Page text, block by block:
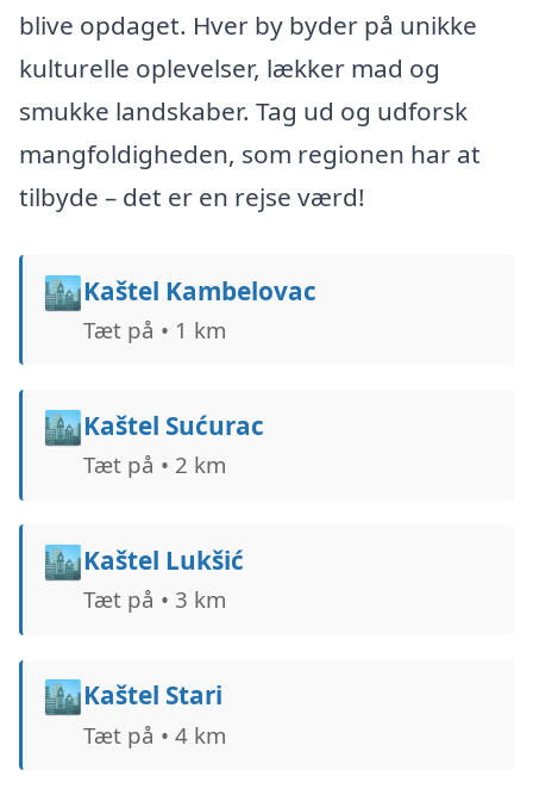
blive opdaget. Hver by byder på unikke
kulturelle oplevelser, lækker mad og
smukke landskaber. Tag ud og udforsk
mangfoldigheden, som regionen har at
tilbyde – det er en rejse værd!
🏙️Kaštel Kambelovac
Tæt på • 1 km
🏙️Kaštel Sućurac
Tæt på • 2 km
🏙️Kaštel Lukšić
Tæt på • 3 km
🏙️Kaštel Stari
Tæt på • 4 km